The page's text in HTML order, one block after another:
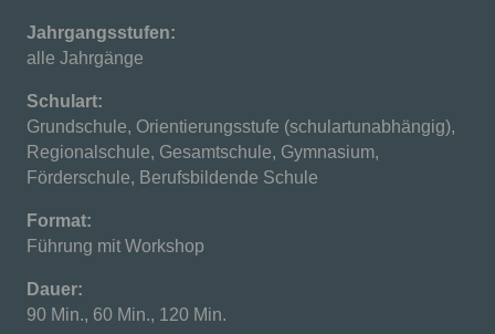
Jahrgangsstufen:
alle Jahrgänge
Schulart:
Grundschule, Orientierungsstufe (schulartunabhängig),
Regionalschule, Gesamtschule, Gymnasium,
Förderschule, Berufsbildende Schule
Format:
Führung mit Workshop
Dauer:
90 Min., 60 Min., 120 Min.